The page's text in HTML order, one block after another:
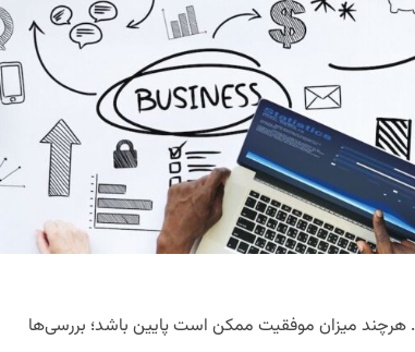
میزان موفقیت ممکن است پایین باشد؛ بررسی‌ها